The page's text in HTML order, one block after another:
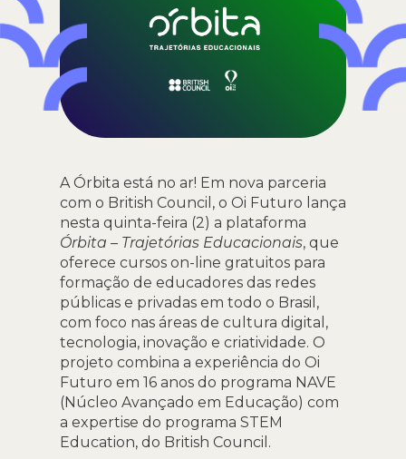
A Órbita está no ar! Em nova parceria
com o British Council, o Oi Futuro lança
nesta quinta-feira (2) a plataforma
Órbita – Trajetórias Educacionais, que
oferece cursos on-line gratuitos para
formação de educadores das redes
públicas e privadas em todo o Brasil,
com foco nas áreas de cultura digital,
tecnologia, inovação e criatividade. O
projeto combina a experiência do Oi
Futuro em 16 anos do programa NAVE
(Núcleo Avançado em Educação) com
a expertise do programa STEM
Education, do British Council.